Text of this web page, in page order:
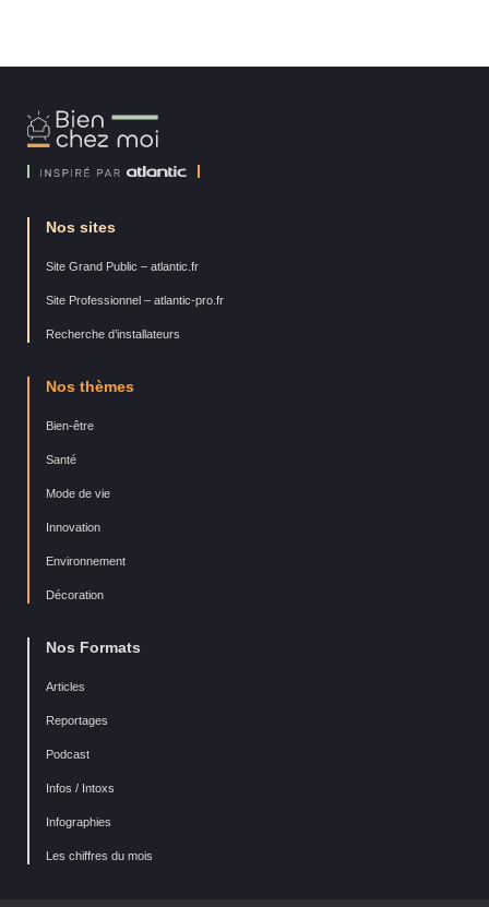
Bien
Chez
Nos sites
Site Grand Public – atlantic.fr
Site Professionnel – atlantic-pro.fr
Recherche d’installateurs
Nos thèmes
Bien-être
Santé
Mode de vie
Innovation
Environnement
Décoration
Nos Formats
Articles
Reportages
Podcast
Infos / Intoxs
Infographies
Les chiffres du mois